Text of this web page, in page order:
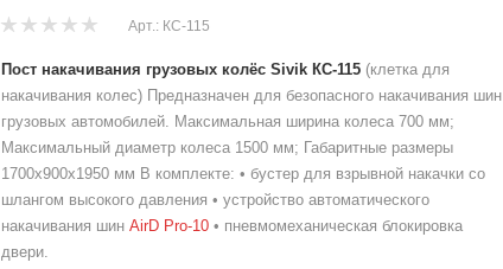
Арт.: КС-115
Пост накачивания грузовых колёс Sivik КС-115 (клетка для
накачивания колес) Предназначен для безопасного накачивания шин
грузовых автомобилей. Максимальная ширина колеса 700 мм;
Максимальный диаметр колеса 1500 мм; Габаритные размеры
1700х900х1950 мм В комплекте: • бустер для взрывной накачки со
шлангом высокого давления • устройство автоматического
накачивания шин AirD Pro-10 • пневмомеханическая блокировка
двери.